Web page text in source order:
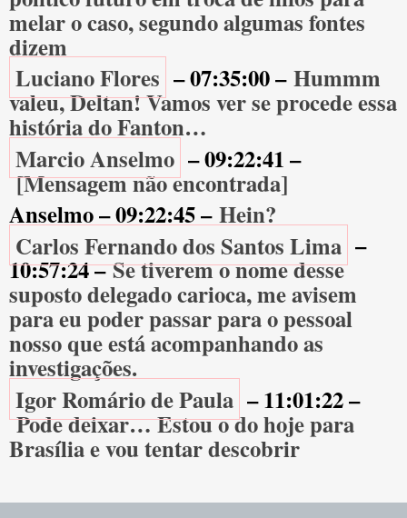
melar o caso, segundo algumas fontes
dizem
Luciano Flores – 07:35:00 –Hummm
valeu, Deltan! Vamos ver se procede essa
história do Fanton…
Marcio Anselmo – 09:22:41 –
[Mensagem não encontrada]
Anselmo – 09:22:45 –Hein?
Carlos Fernando dos Santos Lima –
10:57:24 –Se tiverem o nome desse
suposto delegado carioca, me avisem
para eu poder passar para o pessoal
nosso que está acompanhando as
investigações.
Igor Romário de Paula – 11:01:22 –
Pode deixar… Estou o do hoje para
Brasília e vou tentar descobrir